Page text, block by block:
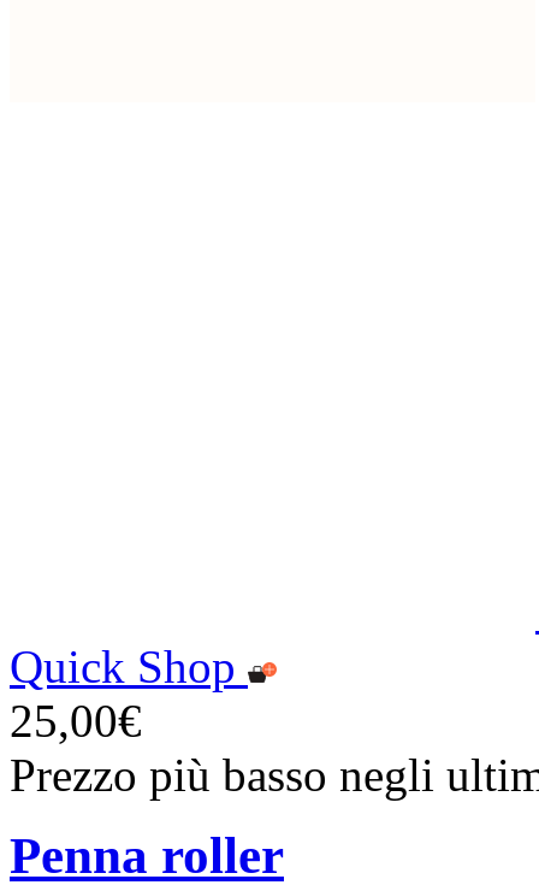
Quick Shop
25,00€
Prezzo più basso negli
Penna roller